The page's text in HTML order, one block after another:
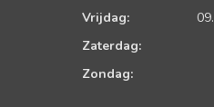
Vrijdag:
Zaterdag:
Zondag: